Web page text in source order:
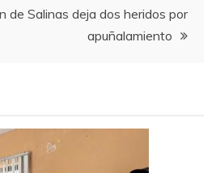
de Salinas deja dos heridos por
apuñalamiento